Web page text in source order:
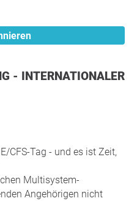
CFS-Tag - und es ist Zeit,
Multisystem-
Angehörigen nicht